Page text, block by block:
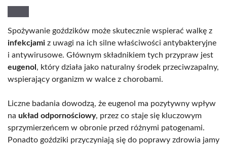
Spożywanie goździków może skutecznie wspierać walkę z
infekcjami z uwagi na ich silne właściwości antybakteryjne
i antywirusowe. Głównym składnikiem tych przypraw jest
eugenol , który działa jako naturalny środek przeciwzapalny,
wspierający organizm w walce z chorobami.
Liczne badania dowodzą, że eugenol ma pozytywny wpływ
na układ odpornościowy, przez co staje się kluczowym
sprzymierzeńcem w obronie przed różnymi patogenami.
Ponadto goździki przyczyniają się do poprawy zdrowia jamy